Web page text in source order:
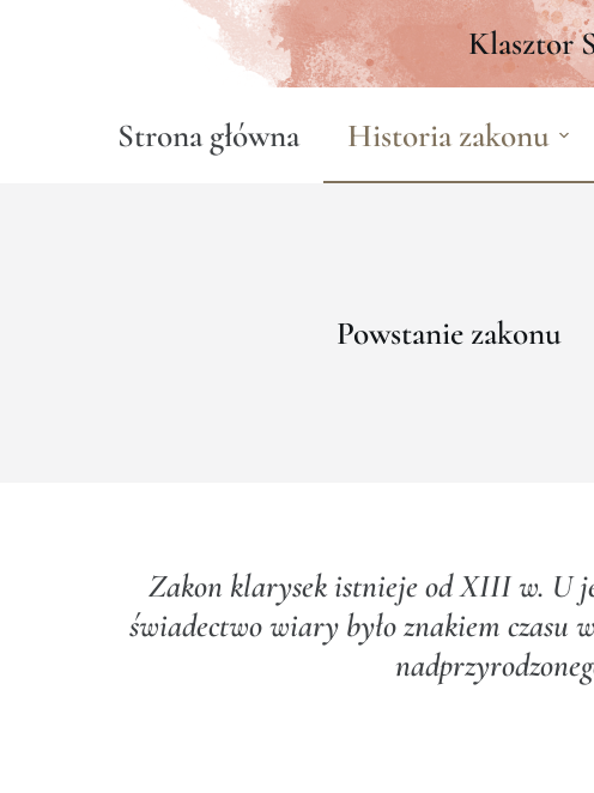
Klasztor
Strona główna Historia zakonu
Powstanie zakonu
Zakon klarysek istnieje od XIII w. U
świadectwo wiary było znakiem czasu